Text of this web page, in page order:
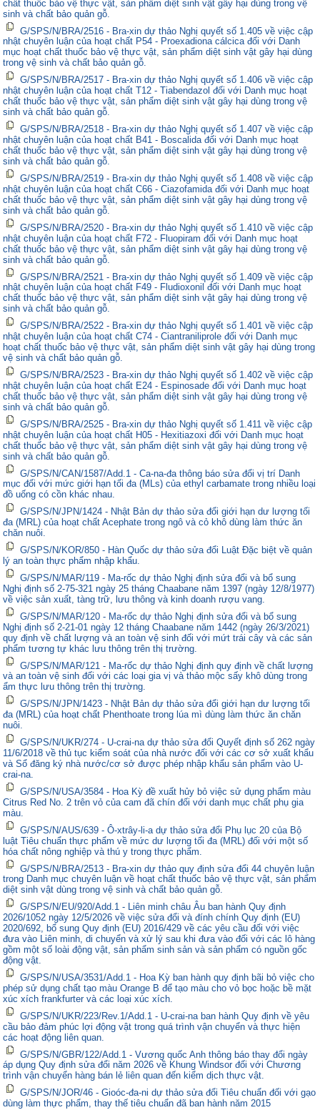
chất thuốc bảo vệ thực vật, sản phẩm diệt sinh vật gây hại dùng trong vệ
sinh và chất bảo quản gỗ.
G/SPS/N/BRA/2516 - Bra-xin dự thảo Nghị quyết số 1.405 về việc cập
nhật chuyên luận của hoạt chất P54 - Proexadiona cálcica đối với Danh
mục hoạt chất thuốc bảo vệ thực vật, sản phẩm diệt sinh vật gây hại dùng
trong vệ sinh và chất bảo quản gỗ.
G/SPS/N/BRA/2517 - Bra-xin dự thảo Nghị quyết số 1.406 về việc cập
nhật chuyên luận của hoạt chất T12 - Tiabendazol đối với Danh mục hoạt
chất thuốc bảo vệ thực vật, sản phẩm diệt sinh vật gây hại dùng trong vệ
sinh và chất bảo quản gỗ.
G/SPS/N/BRA/2518 - Bra-xin dự thảo Nghị quyết số 1.407 về việc cập
nhật chuyên luận của hoạt chất B41 - Boscalida đối với Danh mục hoạt
chất thuốc bảo vệ thực vật, sản phẩm diệt sinh vật gây hại dùng trong vệ
sinh và chất bảo quản gỗ.
G/SPS/N/BRA/2519 - Bra-xin dự thảo Nghị quyết số 1.408 về việc cập
nhật chuyên luận của hoạt chất C66 - Ciazofamida đối với Danh mục hoạt
chất thuốc bảo vệ thực vật, sản phẩm diệt sinh vật gây hại dùng trong vệ
sinh và chất bảo quản gỗ.
G/SPS/N/BRA/2520 - Bra-xin dự thảo Nghị quyết số 1.410 về việc cập
nhật chuyên luận của hoạt chất F72 - Fluopiram đối với Danh mục hoạt
chất thuốc bảo vệ thực vật, sản phẩm diệt sinh vật gây hại dùng trong vệ
sinh và chất bảo quản gỗ.
G/SPS/N/BRA/2521 - Bra-xin dự thảo Nghị quyết số 1.409 về việc cập
nhật chuyên luận của hoạt chất F49 - Fludioxonil đối với Danh mục hoạt
chất thuốc bảo vệ thực vật, sản phẩm diệt sinh vật gây hại dùng trong vệ
sinh và chất bảo quản gỗ.
G/SPS/N/BRA/2522 - Bra-xin dự thảo Nghị quyết số 1.401 về việc cập
nhật chuyên luận của hoạt chất C74 - Ciantraniliprole đối với Danh mục
hoạt chất thuốc bảo vệ thực vật, sản phẩm diệt sinh vật gây hại dùng trong
vệ sinh và chất bảo quản gỗ.
G/SPS/N/BRA/2523 - Bra-xin dự thảo Nghị quyết số 1.402 về việc cập
nhật chuyên luận của hoạt chất E24 - Espinosade đối với Danh mục hoạt
chất thuốc bảo vệ thực vật, sản phẩm diệt sinh vật gây hại dùng trong vệ
sinh và chất bảo quản gỗ.
G/SPS/N/BRA/2525 - Bra-xin dự thảo Nghị quyết số 1.411 về việc cập
nhật chuyên luận của hoạt chất H05 - Hexitiazoxi đối với Danh mục hoạt
chất thuốc bảo vệ thực vật, sản phẩm diệt sinh vật gây hại dùng trong vệ
sinh và chất bảo quản gỗ.
G/SPS/N/CAN/1587/Add.1 - Ca-na-đa thông báo sửa đổi vị trí Danh
mục đối với mức giới hạn tối đa (MLs) của ethyl carbamate trong nhiều loại
đồ uống có cồn khác nhau.
G/SPS/N/JPN/1424 - Nhật Bản dự thảo sửa đổi giới hạn dư lượng tối
đa (MRL) của hoạt chất Acephate trong ngô và cỏ khô dùng làm thức ăn
chăn nuôi.
G/SPS/N/KOR/850 - Hàn Quốc dự thảo sửa đổi Luật Đặc biệt về quản
lý an toàn thực phẩm nhập khẩu.
G/SPS/N/MAR/119 - Ma-rốc dự thảo Nghị định sửa đổi và bổ sung
Nghị định số 2-75-321 ngày 25 tháng Chaabane năm 1397 (ngày 12/8/1977)
về việc sản xuất, tàng trữ, lưu thông và kinh doanh rượu vang.
G/SPS/N/MAR/120 - Ma-rốc dự thảo Nghị định sửa đổi và bổ sung
Nghị định số 2-21-01 ngày 12 tháng Chaabane năm 1442 (ngày 26/3/2021)
quy định về chất lượng và an toàn vệ sinh đối với mứt trái cây và các sản
phẩm tương tự khác lưu thông trên thị trường.
G/SPS/N/MAR/121 - Ma-rốc dự thảo Nghị định quy định về chất lượng
và an toàn vệ sinh đối với các loại gia vị và thảo mộc sấy khô dùng trong
ẩm thực lưu thông trên thị trường.
G/SPS/N/JPN/1423 - Nhật Bản dự thảo sửa đổi giới hạn dư lượng tối
đa (MRL) của hoạt chất Phenthoate trong lúa mì dùng làm thức ăn chăn
nuôi.
G/SPS/N/UKR/274 - U-crai-na dự thảo sửa đổi Quyết định số 262 ngày
11/6/2018 về thủ tục kiểm soát của nhà nước đối với các cơ sở xuất khẩu
và Sổ đăng ký nhà nước/cơ sở được phép nhập khẩu sản phẩm vào U-
crai-na.
G/SPS/N/USA/3584 - Hoa Kỳ đề xuất hủy bỏ việc sử dụng phẩm màu
Citrus Red No. 2 trên vỏ của cam đã chín đối với danh mục chất phụ gia
màu.
G/SPS/N/AUS/639 - Ô-xtrây-li-a dự thảo sửa đổi Phụ lục 20 của Bộ
luật Tiêu chuẩn thực phẩm về mức dư lượng tối đa (MRL) đối với một số
hóa chất nông nghiệp và thú y trong thực phẩm.
G/SPS/N/BRA/2513 - Bra-xin dự thảo quy định sửa đổi 44 chuyên luận
trong Danh mục chuyên luận về hoạt chất thuốc bảo vệ thực vật, sản phẩm
diệt sinh vật dùng trong vệ sinh và chất bảo quản gỗ.
G/SPS/N/EU/920/Add.1 - Liên minh châu Âu ban hành Quy định
2026/1052 ngày 12/5/2026 về việc sửa đổi và đính chính Quy định (EU)
2020/692, bổ sung Quy định (EU) 2016/429 về các yêu cầu đối với việc
đưa vào Liên minh, di chuyển và xử lý sau khi đưa vào đối với các lô hàng
gồm một số loài động vật, sản phẩm sinh sản và sản phẩm có nguồn gốc
động vật.
G/SPS/N/USA/3531/Add.1 - Hoa Kỳ ban hành quy định bãi bỏ việc cho
phép sử dụng chất tạo màu Orange B để tạo màu cho vỏ bọc hoặc bề mặt
xúc xích frankfurter và các loại xúc xích.
G/SPS/N/UKR/223/Rev.1/Add.1 - U-crai-na ban hành Quy định về yêu
cầu bảo đảm phúc lợi động vật trong quá trình vận chuyển và thực hiện
các hoạt động liên quan.
G/SPS/N/GBR/122/Add.1 - Vương quốc Anh thông báo thay đổi ngày
áp dụng Quy định sửa đổi năm 2026 về Khung Windsor đối với Chương
trình vận chuyển hàng bán lẻ liên quan đến kiểm dịch thực vật.
G/SPS/N/JOR/46 - Gioóc-đa-ni dự thảo sửa đổi Tiêu chuẩn đối với gạo
dùng làm thực phẩm, thay thế tiêu chuẩn đã ban hành năm 2015